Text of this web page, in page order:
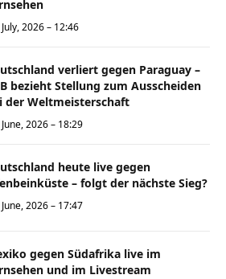
2026 – 12:46
verliert gegen Paraguay –
bezieht Stellung zum Ausscheiden
der Weltmeisterschaft
2026 – 18:29
heute live gegen
– folgt der nächste Sieg?
2026 – 17:47
gegen Südafrika live im
und im Livestream